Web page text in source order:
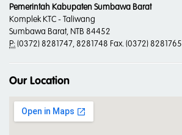
Pemerintah Kabupaten Sumbawa Barat
Komplek KTC - Taliwang
Sumbawa Barat, NTB 84452
P: (0372) 8281747, 8281748 Fax. (0372) 8281765
Our Location